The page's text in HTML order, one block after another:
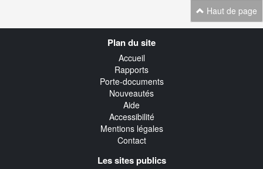
Haut de page
Plan du site
Accueil
Rapports
Porte-documents
Nouveautés
Aide
Accessibilité
Mentions légales
Contact
Les sites publics